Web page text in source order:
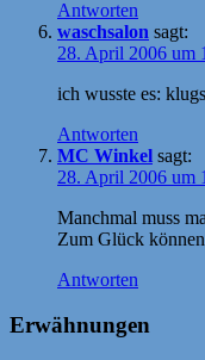
Antworten
waschsalon sagt:
28. April 2006 um
ich wusste es:
Antworten
MC Winkel sagt:
28. April 2006 um
Manchmal muss
Zum Glück
Antworten
Erwähnungen